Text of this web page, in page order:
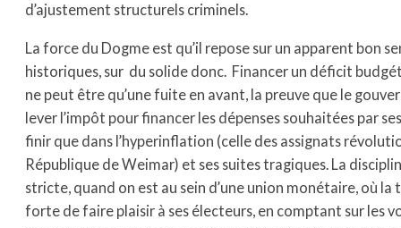
d’ajustement structurels criminels.
La force du Dogme est qu’il repose sur un apparent bon
historiques, sur du solide donc. Financer un déficit
ne peut être qu’une fuite en avant, la preuve que le
lever l’impôt pour financer les dépenses souhaitées par
finir que dans l’hyperinflation (celle des assignats
République de Weimar) et ses suites tragiques. La
stricte, quand on est au sein d’une union monétaire, où
forte de faire plaisir à ses électeurs, en comptant sur les